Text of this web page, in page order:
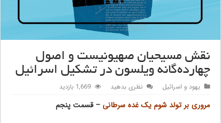
نقش مسیحیان صهیونیست و اصول
چهارده‌گانه ویلسون در تشکیل اسرائیل
یهود و اسرائیل نظری بدهید 1,669 بازدید
مروری بر تولد شوم یک غده سرطانی – قسمت پنجم